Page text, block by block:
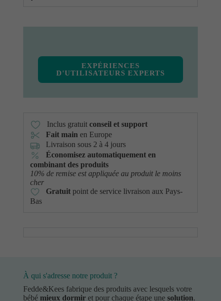
EXPÉRIENCES
D'UTILISATEURS EXPERTS
Inclus gratuit conseil et support
Fait main en Europe
Livraison sous 2 à 4 jours
Économisez automatiquement en
combinant des produits
10% de remise est appliquée au produit le moins
cher
Gratuitpoint de service livraison aux Pays-
Bas
À qui s'adresse notre produit ?
Fedde&Kees fabrique des produits avec lesquels votre
bébé mieux dormiret pour chaque étape une solution.